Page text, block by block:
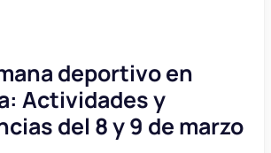
deportivo en
Actividades y
del 8 y 9 de marzo